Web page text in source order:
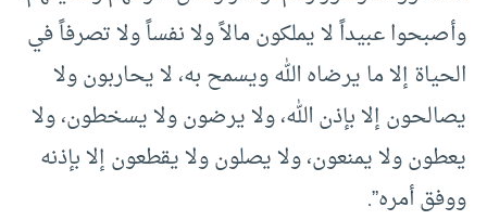
وأصبحوا عبيداً لا يملكون مالاً ولا نفساً ولا تصرفاً في
الحياة إلا ما يرضاه الله ويسمح به، لا يحاربون ولا
يصالحون إلا بإذن الله، ولا يرضون ولا يسخطون، ولا
يعطون ولا يمنعون، ولا يصلون ولا يقطعون إلا بإذنه
ووفق أمره”.